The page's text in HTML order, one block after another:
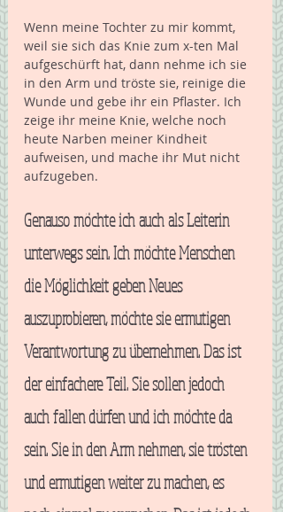
Wenn meine Tochter zu mir kommt,
weil sie sich das Knie zum x-ten Mal
aufgeschürft hat, dann nehme ich sie
in den Arm und tröste sie, reinige die
Wunde und gebe ihr ein Pflaster. Ich
zeige ihr meine Knie, welche noch
heute Narben meiner Kindheit
aufweisen, und mache ihr Mut nicht
aufzugeben.
Genauso möchte ich auch als Leiterin
unterwegs sein. Ich möchte Menschen
die Möglichkeit geben Neues
auszuprobieren, möchte sie ermutigen
Verantwortung zu übernehmen. Das ist
der einfachere Teil. Sie sollen jedoch
auch fallen dürfen und ich möchte da
sein. Sie in den Arm nehmen, sie trösten
und ermutigen weiter zu machen, es